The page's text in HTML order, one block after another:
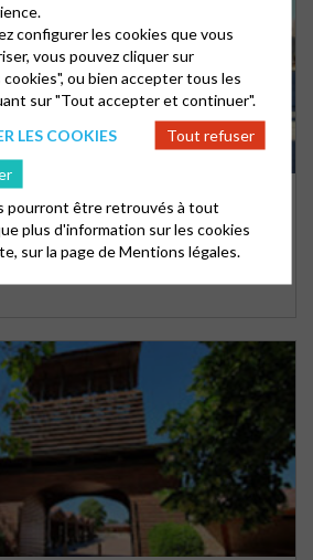
2022 À AUBAGNE
20 novembre 2022 à l'Espace des
configurer les cookies que vous
vous pouvez cliquer sur
ou bien accepter tous les
sur "Tout accepter et continuer".
LES COOKIES
Tout refuser
pourront être retrouvés à tout
plus d'information sur les cookies
sur la page deMentions légales.